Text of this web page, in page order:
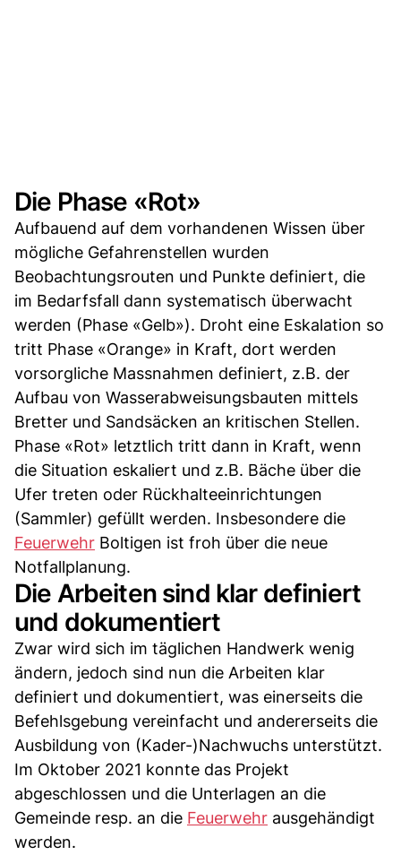
Die Phase «Rot»
Aufbauend auf dem vorhandenen Wissen über
mögliche Gefahrenstellen wurden
Beobachtungsrouten und Punkte definiert, die
im Bedarfsfall dann systematisch überwacht
werden (Phase «Gelb»). Droht eine Eskalation so
tritt Phase «Orange» in Kraft, dort werden
vorsorgliche Massnahmen definiert, z.B. der
Aufbau von Wasserabweisungsbauten mittels
Bretter und Sandsäcken an kritischen Stellen.
Phase «Rot» letztlich tritt dann in Kraft, wenn
die Situation eskaliert und z.B. Bäche über die
Ufer treten oder Rückhalteeinrichtungen
(Sammler) gefüllt werden. Insbesondere die
Feuerwehr Boltigen ist froh über die neue
Notfallplanung.
Die Arbeiten sind klar definiert
und dokumentiert
Zwar wird sich im täglichen Handwerk wenig
ändern, jedoch sind nun die Arbeiten klar
definiert und dokumentiert, was einerseits die
Befehlsgebung vereinfacht und andererseits die
Ausbildung von (Kader-)Nachwuchs unterstützt.
Im Oktober 2021 konnte das Projekt
abgeschlossen und die Unterlagen an die
Gemeinde resp. an die Feuerwehr ausgehändigt
werden.